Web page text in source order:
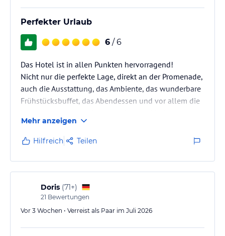
Perfekter Urlaub
6 / 6
Das Hotel ist in allen Punkten hervorragend!
Nicht nur die perfekte Lage, direkt an der Promenade,
auch die Ausstattung, das Ambiente, das wunderbare
Frühstücksbuffet, das Abendessen und vor allem die
Mitarbeiter machen den Urlaub hier perfekt!
Mehr anzeigen
Hilfreich Teilen
Doris (71+)
21 Bewertungen
Vor 3 Wochen • Verreist als Paar im Juli 2026